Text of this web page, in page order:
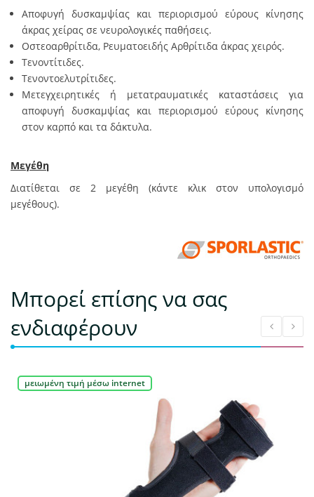
Αποφυγή δυσκαμψίας και περιορισμού εύρους κίνησης
άκρας χείρας σε νευρολογικές παθήσεις.
Οστεοαρθρίτιδα, Ρευματοειδής Αρθρίτιδα άκρας χειρός.
Tενοντίτιδες.
Τενοντοελυτρίτιδες.
Μετεγχειρητικές ή μετατραυματικές καταστάσεις για
αποφυγή δυσκαμψίας και περιορισμού εύρους κίνησης
στον καρπό και τα δάκτυλα.
Μεγέθη
Διατίθεται σε 2 μεγέθη (κάντε κλικ στον υπολογισμό
μεγέθους).
Μπορεί επίσης να σας
ενδιαφέρουν
μειωμένη τιμή μέσω internet